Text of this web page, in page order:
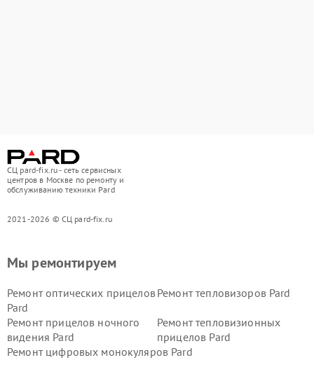
СЦ pard-fix.ru - сеть сервисных
центров в Москве по ремонту и
обслуживанию техники Pard
2021-2026 © СЦ pard-fix.ru
Мы ремонтируем
Ремонт оптических прицелов
Pard
Ремонт тепловизоров Pard
Ремонт прицелов ночного
видения Pard
Ремонт тепловизионных
прицелов Pard
Ремонт цифровых монокуляров Pard